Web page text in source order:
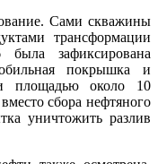
Сами скважины
трансформации
зафиксирована
покрышка и
площадью около 10
сбора нефтяного
уничтожить разлив